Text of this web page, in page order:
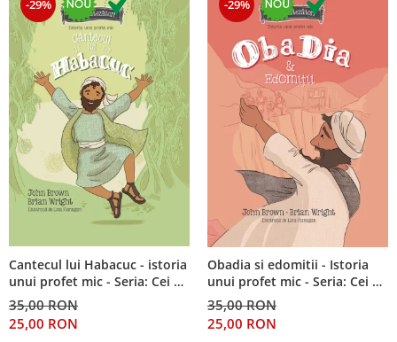
-29%
Cantecul lui Habacuc - istoria
unui profet mic - Seria: Cei 12
cutezatori
35,00 RON
25,00 RON
-29%
Obadia si edomitii - Istoria
unui profet mic - Seria: Cei 12
cutezatori
35,00 RON
25,00 RON